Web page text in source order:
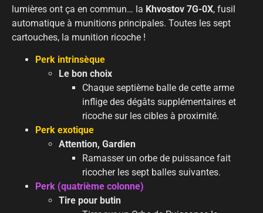
lumières ont ça en commun… la Khvostov 7G-0X, fusil
automatique à munitions principales. Toutes les sept
cartouches, la munition ricoche !
Perk intrinsèque
Le bon choix
Chaque septième balle de cette arme
inflige des dégâts supplémentaires et
ricoche sur les cibles à proximité.
Perk exotique
Attention, Gardien
Ramasser un orbe de puissance fait
ricocher les sept balles suivantes.
Perk (quatrième colonne)
Tire pour butin